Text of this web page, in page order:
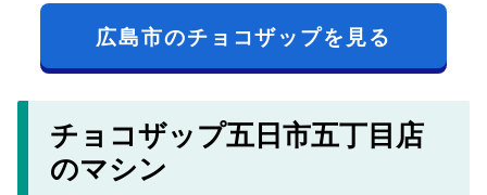
広島市のチョコザップを見る
チョコザップ五日市五丁目店
のマシン